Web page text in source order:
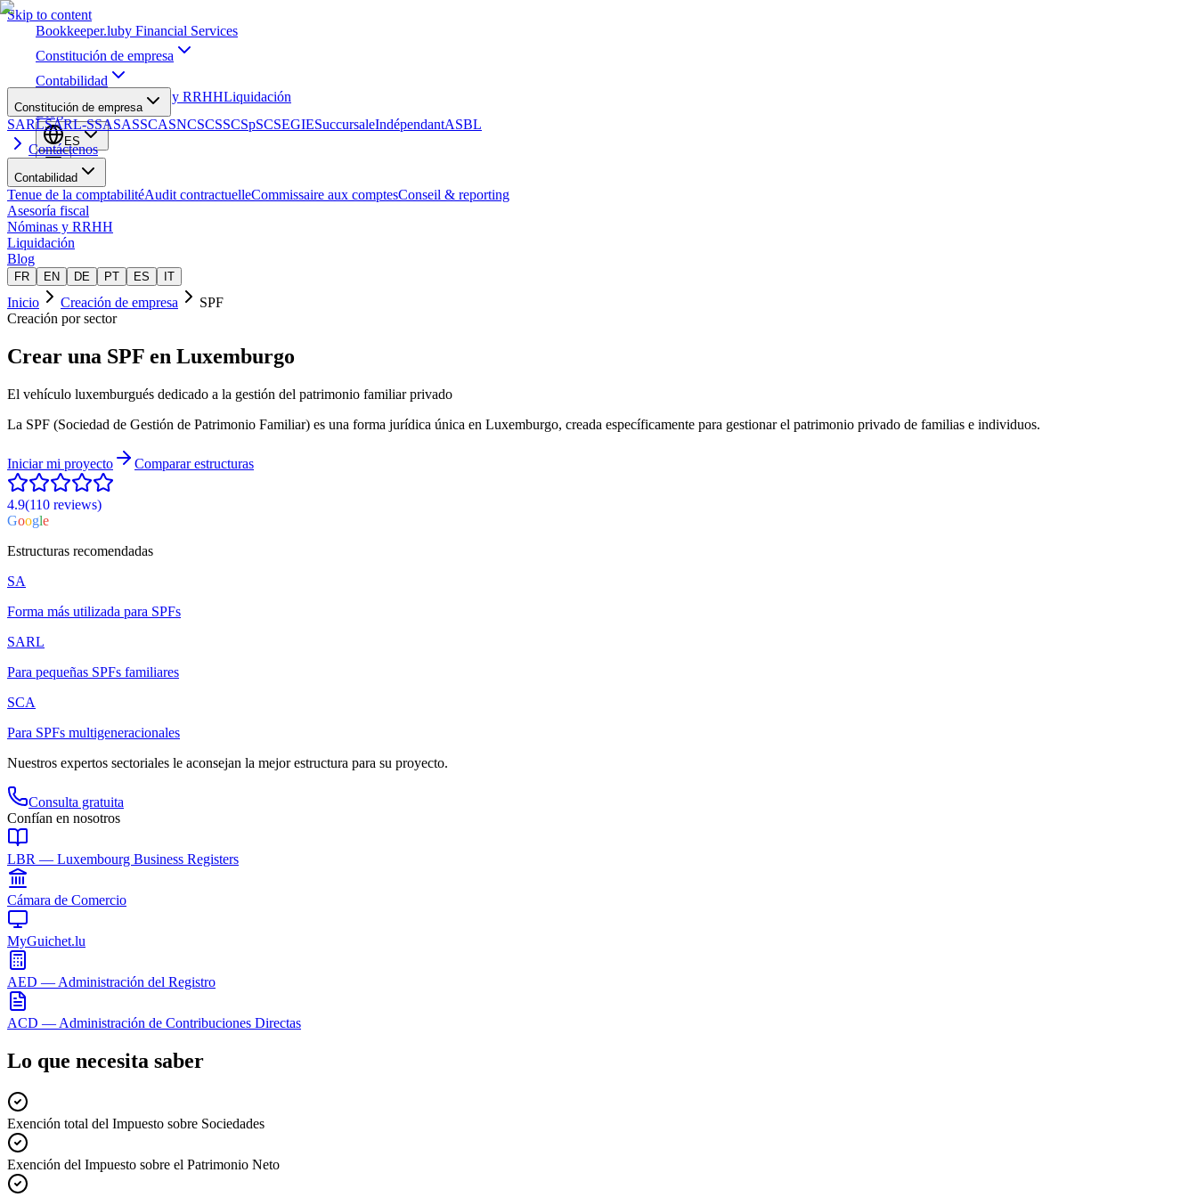
Skip to content
Bookkeeper.luby Financial Services
Constitución de empresa
Contabilidad
Nóminas y RRHHLiquidación
Blog
ES
Constitución de empresa
SARLSARL-SSASASSCASNCSCSSCSpSCSEGIESuccursaleIndépendantASBL
Contáctenos
Contabilidad
Tenue de la comptabilitéAudit contractuelleCommissaire aux comptesConseil & reporting
Asesoría fiscal
Nóminas y RRHH
Liquidación
Blog
FR EN DE PT ES IT
Inicio Creación de empresa
SPF
Creación por sector
Crear una SPF en Luxemburgo
El vehículo luxemburgués dedicado a la gestión del patrimonio familiar privado
La SPF (Sociedad de Gestión de Patrimonio Familiar) es una forma jurídica única en Luxemburgo, creada específicamente para gestionar el patrimonio privado de familias e individuos.
Iniciar mi proyecto Comparar estructuras
4.9(110 reviews)
Google
Estructuras recomendadas
SA
Forma más utilizada para SPFs
SARL
Para pequeñas SPFs familiares
SCA
Para SPFs multigeneracionales
Nuestros expertos sectoriales le aconsejan la mejor estructura para su proyecto.
Consulta gratuita
Confían en nosotros
LBR — Luxembourg Business Registers
Cámara de Comercio
MyGuichet.lu
AED — Administración del Registro
ACD — Administración de Contribuciones Directas
Lo que necesita saber
Exención total del Impuesto sobre Sociedades
Exención del Impuesto sobre el Patrimonio Neto